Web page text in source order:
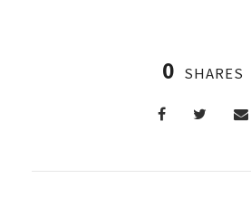
0 SHARES